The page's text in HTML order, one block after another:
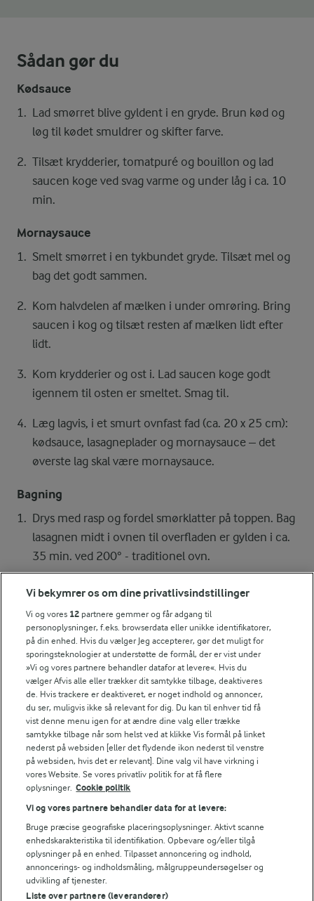
Sådan gør du
Kødsauce
Lad smørret blive gyldent i en gryde. Brun kød og
løg til kødet smuldrer og skifter farve.
Tilsæt krydderier, tomatpuré og bouillon og lad
saucen koge ved svag varme og under låg i ca. 10
min.
Mornaysauce
Smelt smørret i en tykbundet gryde. Tilsæt mel og
bag det godt sammen.
Kom halvdelen af mælken i under omrøring. Bring
saucen i kog og tilsæt resten af mælken lidt efter
lidt.
Kom krydderier og ost i. Lad saucen koge godt
igennem til osten er smeltet. Smag til.
Læg lagvis, i et smurt ovnfast fad (ca. 20 x 25 cm):
kødsauce, lasagneplader og mornaysauce – det
øverste lag skal være mornaysauce.
Bagning
Drys med rasp og fordel smørklatter på toppen. Bag
lasagnen midt i ovnen til overfladen er gylden i ca.
35 min. ved 200° - traditionel ovn.
Lad lasagnen hvile tildækket på køkkenbordet i ca.
Bedømmelse
1 2 3 4 5
Tips til opskriften
Vi ved, at det tit er de små ting, der gør forskellen i
køkkenet. Derfor deler vi de tips, vi selv bruger, når vi
laver mad og udvikler opskrifter.
FRYSETIP
Lasagnen kan fryses inden bagning – tø den op i køleskabet,
Vi bekymrer os om dine privatlivsindstillinger
Vi og vores 12 partnere gemmer og får adgang til
personoplysninger, f.eks. browserdata eller unikke identifikatorer,
på din enhed. Hvis du vælger Jeg accepterer, gør det muligt for
sporingsteknologier at understøtte de formål, der er vist under
»Vi og vores partnere behandler datafor at levere«. Hvis du
vælger Afvis alle eller trækker dit samtykke tilbage, deaktiveres
de. Hvis trackere er deaktiveret, er noget indhold og annoncer,
du ser, muligvis ikke så relevant for dig. Du kan til enhver tid få
vist denne menu igen for at ændre dine valg eller trække
samtykke tilbage når som helst ved at klikke Vis formål på linket
nederst på websiden [eller det flydende ikon nederst til venstre
på websiden, hvis det er relevant]. Dine valg vil have virkning i
vores Website. Se vores privatliv politik for at få flere
oplysninger. Cookie politik
Vi og vores partnere behandler data for at levere:
Bruge præcise geografiske placeringsoplysninger. Aktivt scanne
enhedskarakteristika til identifikation. Opbevare og/eller tilgå
oplysninger på en enhed. Tilpasset annoncering og indhold,
annoncerings- og indholdsmåling, målgruppeundersøgelser og
udvikling af tjenester.
Liste over partnere (leverandører)